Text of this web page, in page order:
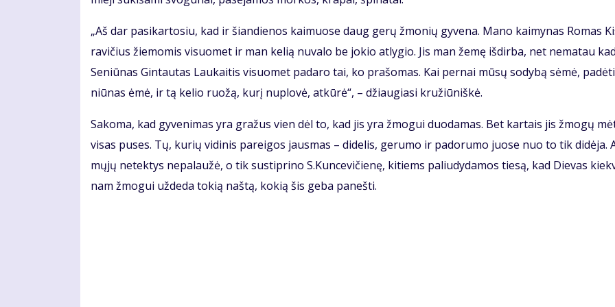
„Aš dar pa­si­kar­to­siu, kad ir šian­die­nos kai­muo­se daug ge­rų žmo­nių gy­ve­na. Ma­no kai­my­nas Ro­mas
ra­vi­čius žie­mo­mis vi­suo­met ir man ke­lią nu­va­lo be jo­kio at­ly­gio. Jis man že­mę iš­dir­ba, net ne­ma­tau
Se­niū­nas Gin­tau­tas Lau­kai­tis vi­suo­met pa­da­ro tai, ko pra­šo­mas. Kai per­nai mū­sų so­dy­bą sė­mė,
niū­nas ėmė, ir tą ke­lio ruo­žą, ku­rį nu­plo­vė, at­kū­rė“, – džiau­gia­si kru­žiū­niš­kė.
Sa­ko­ma, kad gy­ve­ni­mas yra gra­žus vien dėl to, kad jis yra žmo­gui duo­da­mas. Bet kar­tais jis žmo­gų
vi­sas pu­ses. Tų, ku­rių vi­di­nis pa­rei­gos jaus­mas – di­de­lis, ge­ru­mo ir pa­do­ru­mo juo­se nuo to tik di­dė­ja.
mų­jų ne­tek­tys ne­pa­lau­žė, o tik su­stip­ri­no S.Kun­ce­vi­čie­nę, ki­tiems pa­liu­dy­da­mos tie­są, kad Die­vas
nam žmo­gui už­de­da to­kią naš­tą, ko­kią šis ge­ba pa­neš­ti.